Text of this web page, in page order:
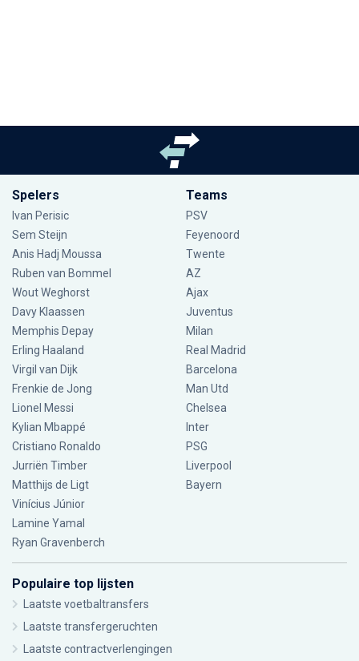
Spelers
Ivan Perisic
Sem Steijn
Anis Hadj Moussa
Ruben van Bommel
Wout Weghorst
Davy Klaassen
Memphis Depay
Erling Haaland
Virgil van Dijk
Frenkie de Jong
Lionel Messi
Kylian Mbappé
Cristiano Ronaldo
Jurriën Timber
Matthijs de Ligt
Vinícius Júnior
Lamine Yamal
Ryan Gravenberch
Teams
PSV
Feyenoord
Twente
AZ
Ajax
Juventus
Milan
Real Madrid
Barcelona
Man Utd
Chelsea
Inter
PSG
Liverpool
Bayern
Populaire top lijsten
Laatste voetbaltransfers
Laatste transfergeruchten
Laatste contractverlengingen